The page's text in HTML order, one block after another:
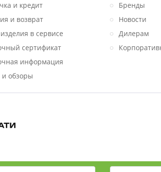
и кредит
и возврат
в сервисе
сертификат
информация
и обзоры
Бренды
Новости
Дилерам